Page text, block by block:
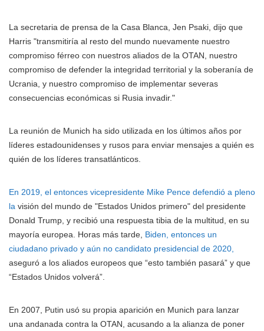
La secretaria de prensa de la Casa Blanca, Jen Psaki, dijo que
Harris "transmitiría al resto del mundo nuevamente nuestro
compromiso férreo con nuestros aliados de la OTAN, nuestro
compromiso de defender la integridad territorial y la soberanía de
Ucrania, y nuestro compromiso de implementar severas
consecuencias económicas si Rusia invadir."
La reunión de Munich ha sido utilizada en los últimos años por
líderes estadounidenses y rusos para enviar mensajes a quién es
quién de los líderes transatlánticos.
En 2019, el entonces vicepresidente Mike Pence defendió a pleno
la visión del mundo de "Estados Unidos primero" del presidente
Donald Trump, y recibió una respuesta tibia de la multitud, en su
mayoría europea. Horas más tarde, Biden, entonces un
ciudadano privado y aún no candidato presidencial de 2020,
aseguró a los aliados europeos que “esto también pasará” y que
“Estados Unidos volverá”.
En 2007, Putin usó su propia aparición en Munich para lanzar
una andanada contra la OTAN, acusando a la alianza de poner